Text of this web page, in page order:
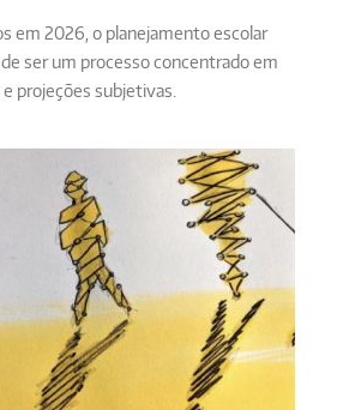
em 2026, o planejamento escolar
ser um processo concentrado em
projeções subjetivas.